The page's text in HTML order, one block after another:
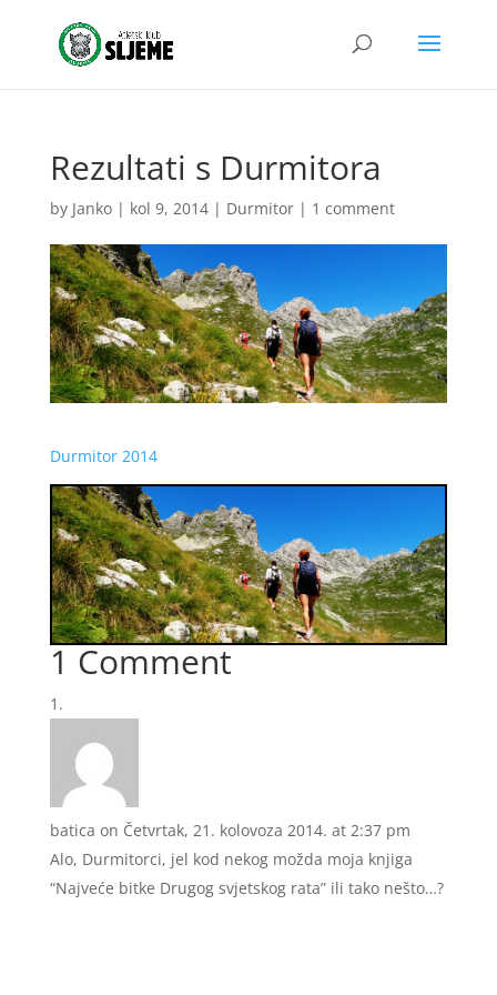
Rezultati s Durmitora
by Janko| kol 9, 2014| Durmitor| 1 comment
Durmitor 2014
1 Comment
batica on Četvrtak, 21. kolovoza 2014. at 2:37 pm
Alo, Durmitorci, jel kod nekog možda moja knjiga
“Najveće bitke Drugog svjetskog rata” ili tako nešto…?